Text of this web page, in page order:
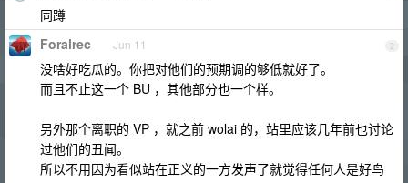
同蹲
2
Foralrec Jun 11
没啥好吃瓜的。你把对他们的预期调的够低就好了。
而且不止这一个 BU ，其他部分也一个样。
另外那个离职的 VP ，就之前 wolai 的，站里应该几年前也讨论
过他们的丑闻。
所以不用因为看似站在正义的一方发声了就觉得任何人是好鸟